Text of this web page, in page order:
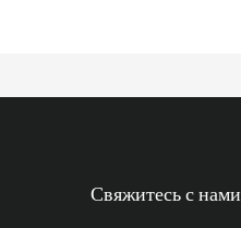
Свяжитесь с нами